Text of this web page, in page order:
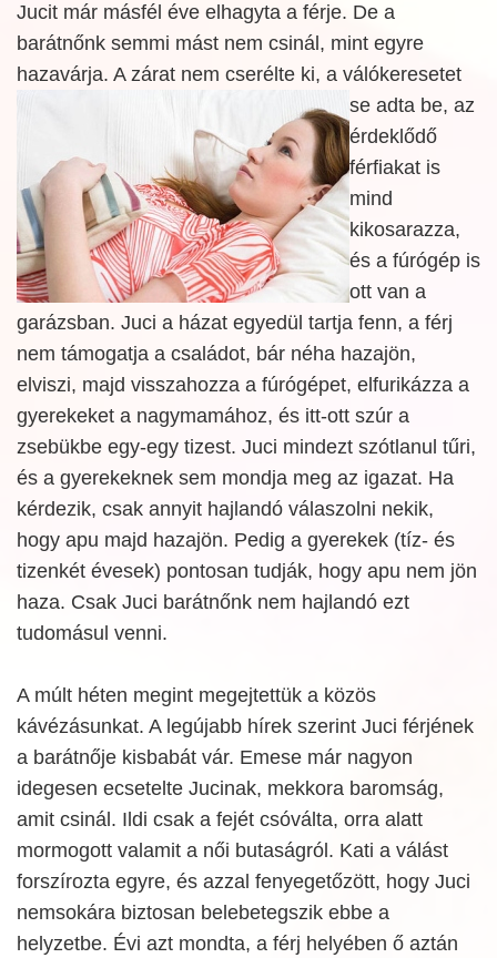
Jucit már másfél éve elhagyta a férje. De a
barátnőnk semmi mást nem csinál, mint egyre
hazavárja. A zárat nem cserélte ki, a válókeresetet
se adta be, az
érdeklődő
férfiakat is
mind
kikosarazza,
és a fúrógép is
ott van a
garázsban. Juci a házat egyedül tartja fenn, a férj
nem támogatja a családot, bár néha hazajön,
elviszi, majd visszahozza a fúrógépet, elfurikázza a
gyerekeket a nagymamához, és itt-ott szúr a
zsebükbe egy-egy tizest. Juci mindezt szótlanul tűri,
és a gyerekeknek sem mondja meg az igazat. Ha
kérdezik, csak annyit hajlandó válaszolni nekik,
hogy apu majd hazajön. Pedig a gyerekek (tíz- és
tizenkét évesek) pontosan tudják, hogy apu nem jön
haza. Csak Juci barátnőnk nem hajlandó ezt
tudomásul venni.
A múlt héten megint megejtettük a közös
kávézásunkat. A legújabb hírek szerint Juci férjének
a barátnője kisbabát vár. Emese már nagyon
idegesen ecsetelte Jucinak, mekkora baromság,
amit csinál. Ildi csak a fejét csóválta, orra alatt
mormogott valamit a női butaságról. Kati a válást
forszírozta egyre, és azzal fenyegetőzött, hogy Juci
nemsokára biztosan belebetegszik ebbe a
helyzetbe. Évi azt mondta, a férj helyében ő aztán